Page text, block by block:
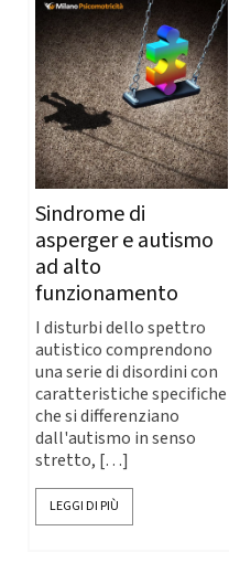
Sindrome di
asperger e autismo
ad alto
funzionamento
I disturbi dello spettro
autistico comprendono
una serie di disordini con
caratteristiche specifiche
che si differenziano
dall'autismo in senso
stretto, […]
LEGGI DI PIÙ